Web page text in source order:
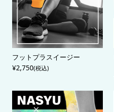
フットプラスイージー
¥2,750(税込)